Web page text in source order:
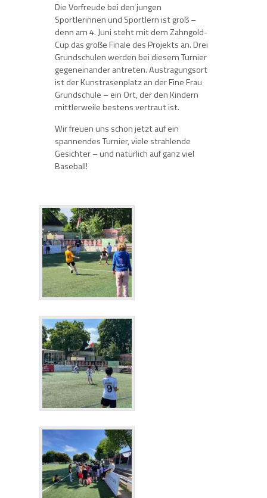
Die Vorfreude bei den jungen
Sportlerinnen und Sportlern ist groß –
denn am 4. Juni steht mit dem Zahngold-
Cup das große Finale des Projekts an. Drei
Grundschulen werden bei diesem Turnier
gegeneinander antreten. Austragungsort
ist der Kunstrasenplatz an der Fine Frau
Grundschule – ein Ort, der den Kindern
mittlerweile bestens vertraut ist.
Wir freuen uns schon jetzt auf ein
spannendes Turnier, viele strahlende
Gesichter – und natürlich auf ganz viel
Baseball!